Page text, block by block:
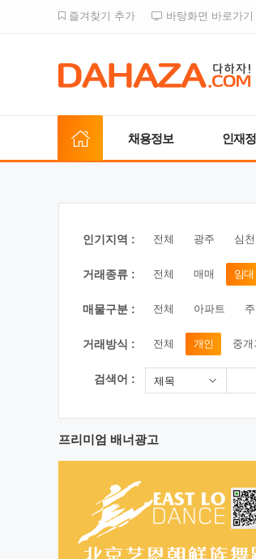
즐겨찾기 추가 바탕화면 바로가기
채용정보 인재
인기지역 : 전체 광주 심천
거래종류 : 전체 매매 임대
매물구분 : 전체 아파트
거래방식 : 전체 개인 중개
검색어 : 제목
프리미엄 배너광고